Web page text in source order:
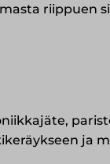
riippuen
ja